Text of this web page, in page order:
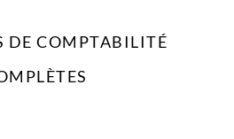
DE COMPTABILITÉ